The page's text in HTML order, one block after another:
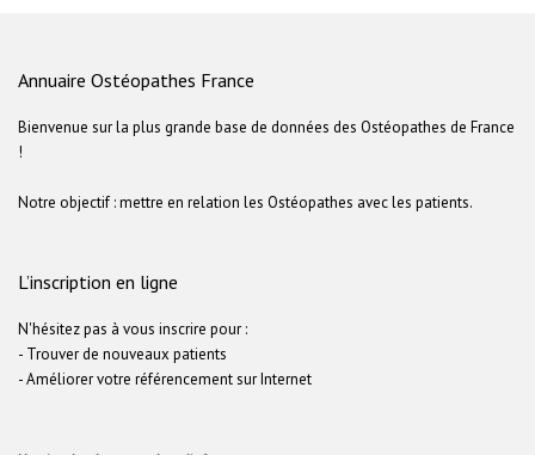
Annuaire Ostéopathes France
Bienvenue sur la plus grande base de données des Ostéopathes de France
!
Notre objectif : mettre en relation les Ostéopathes avec les patients.
L’inscription en ligne
N'hésitez pas à vous inscrire pour :
- Trouver de nouveaux patients
- Améliorer votre référencement sur Internet